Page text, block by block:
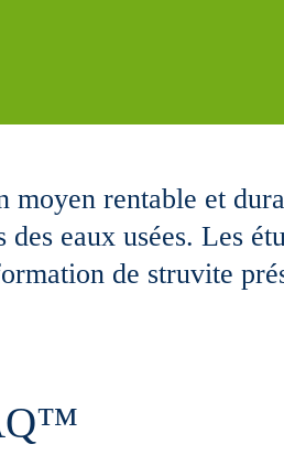
moyen rentable et
eaux usées. Les
de struvite